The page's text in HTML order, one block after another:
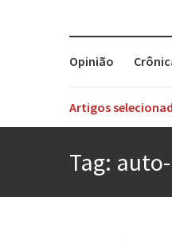
Opinião
Artigos
Tag: